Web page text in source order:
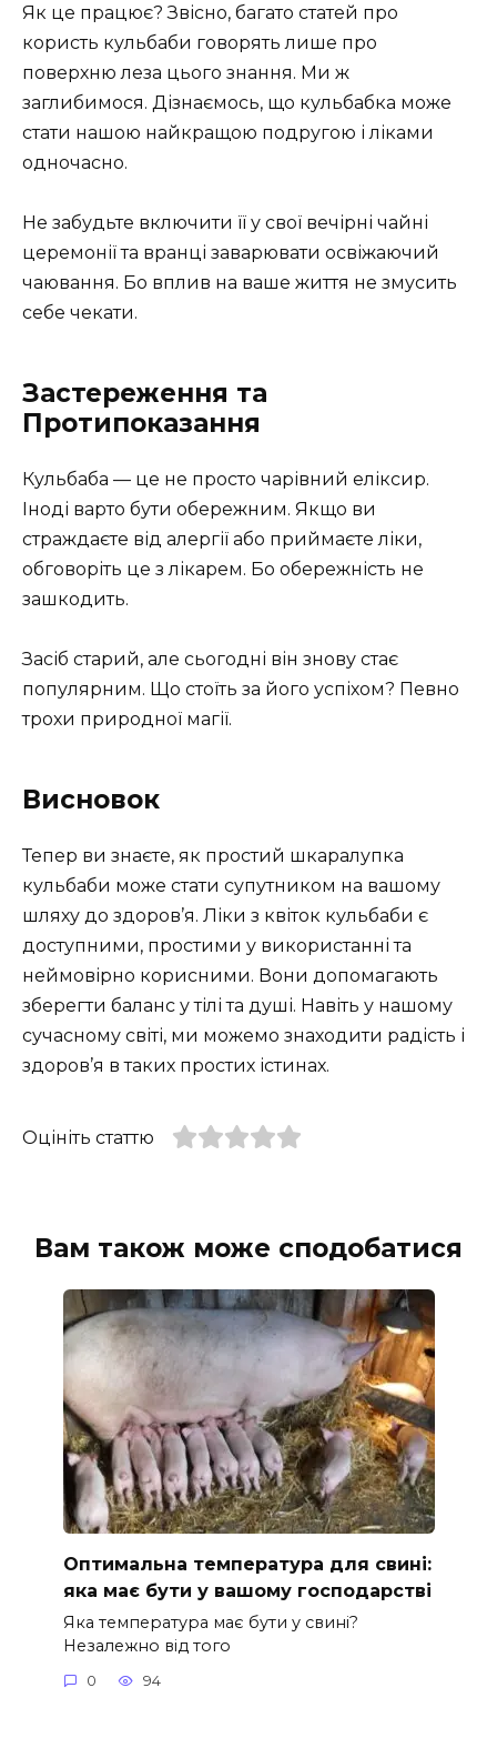
Як це працює? Звісно, багато статей про
користь кульбаби говорять лише про
поверхню леза цього знання. Ми ж
заглибимося. Дізнаємось, що кульбабка може
стати нашою найкращою подругою і ліками
одночасно.
Не забудьте включити її у свої вечірні чайні
церемонії та вранці заварювати освіжаючий
чаювання. Бо вплив на ваше життя не змусить
себе чекати.
Застереження та
Протипоказання
Кульбаба — це не просто чарівний еліксир.
Іноді варто бути обережним. Якщо ви
страждаєте від алергії або приймаєте ліки,
обговоріть це з лікарем. Бо обережність не
зашкодить.
Засіб старий, але сьогодні він знову стає
популярним. Що стоїть за його успіхом? Певно
трохи природної магії.
Висновок
Тепер ви знаєте, як простий шкаралупка
кульбаби може стати супутником на вашому
шляху до здоров’я. Ліки з квіток кульбаби є
доступними, простими у використанні та
неймовірно корисними. Вони допомагають
зберегти баланс у тілі та душі. Навіть у нашому
сучасному світі, ми можемо знаходити радість і
здоров’я в таких простих істинах.
Оцініть статтю
Вам також може сподобатися
Оптимальна температура для свині:
яка має бути у вашому господарстві
Яка температура має бути у свині?
Незалежно від того
0 94